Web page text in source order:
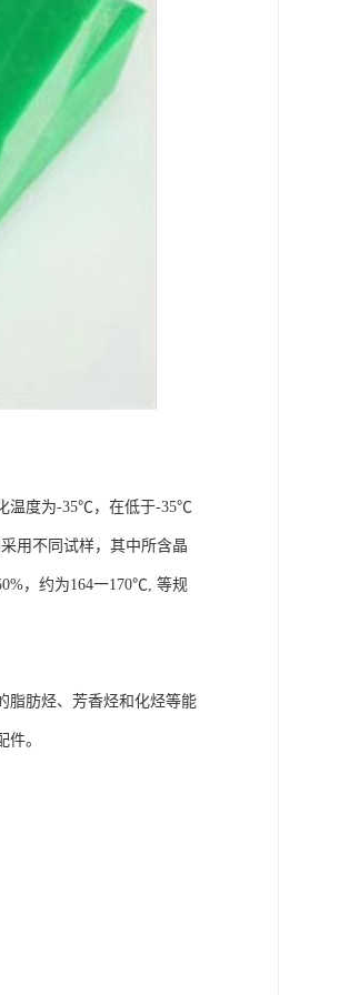
温度为-35℃，在低于-35℃
用不同试样，其中所含晶
，约为164一170℃, 等规
脂肪烃、芳香烃和化烃等能
。